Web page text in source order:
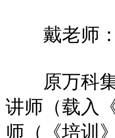
戴老师：
原万科集
讲师（载入
师（《培训